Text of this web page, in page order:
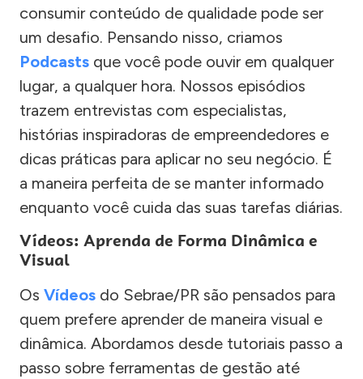
consumir conteúdo de qualidade pode ser
um desafio. Pensando nisso, criamos
Podcasts que você pode ouvir em qualquer
lugar, a qualquer hora. Nossos episódios
trazem entrevistas com especialistas,
histórias inspiradoras de empreendedores e
dicas práticas para aplicar no seu negócio. É
a maneira perfeita de se manter informado
enquanto você cuida das suas tarefas diárias.
Vídeos: Aprenda de Forma Dinâmica e
Visual
Os Vídeos do Sebrae/PR são pensados para
quem prefere aprender de maneira visual e
dinâmica. Abordamos desde tutoriais passo a
passo sobre ferramentas de gestão até